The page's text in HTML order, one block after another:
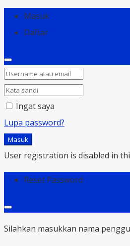
Masuk
Daftar
Ingat saya
Lupa password?
Masuk
User registration is disabled in
Reset Password
Silahkan masukkan nama